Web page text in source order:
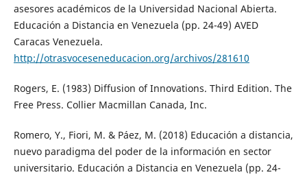
asesores académicos de la Universidad Nacional Abierta.
Educación a Distancia en Venezuela (pp. 24-49) AVED
Caracas Venezuela.
http://otrasvoceseneducacion.org/archivos/281610
Rogers, E. (1983) Diffusion of Innovations. Third Edition. The
Free Press. Collier Macmillan Canada, Inc.
Romero, Y., Fiori, M. & Páez, M. (2018) Educación a distancia,
nuevo paradigma del poder de la información en sector
universitario. Educación a Distancia en Venezuela (pp. 24-